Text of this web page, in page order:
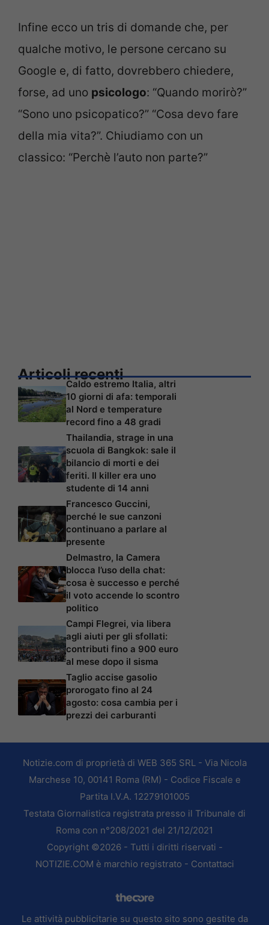
Infine ecco un tris di domande che, per
qualche motivo, le persone cercano su
Google e, di fatto, dovrebbero chiedere,
forse, ad uno psicologo: “Quando morirò?”
“Sono uno psicopatico?” “Cosa devo fare
della mia vita?”. Chiudiamo con un
classico: “Perchè l’auto non parte?”
Articoli recenti
Caldo estremo Italia, altri
10 giorni di afa: temporali
al Nord e temperature
record fino a 48 gradi
Thailandia, strage in una
scuola di Bangkok: sale il
bilancio di morti e dei
feriti. Il killer era uno
studente di 14 anni
Francesco Guccini,
perché le sue canzoni
continuano a parlare al
presente
Delmastro, la Camera
blocca l’uso della chat:
cosa è successo e perché
il voto accende lo scontro
politico
Campi Flegrei, via libera
agli aiuti per gli sfollati:
contributi fino a 900 euro
al mese dopo il sisma
Taglio accise gasolio
prorogato fino al 24
agosto: cosa cambia per i
prezzi dei carburanti
Notizie.com di proprietà di WEB 365 SRL - Via Nicola
Marchese 10, 00141 Roma (RM) - Codice Fiscale e
Partita I.V.A. 12279101005
Testata Giornalistica registrata presso il Tribunale di
Roma con n°208/2021 del 21/12/2021
Copyright ©2026 - Tutti i diritti riservati -
NOTIZIE.COM è marchio registrato - Contattaci
Le attività pubblicitarie su questo sito sono gestite da